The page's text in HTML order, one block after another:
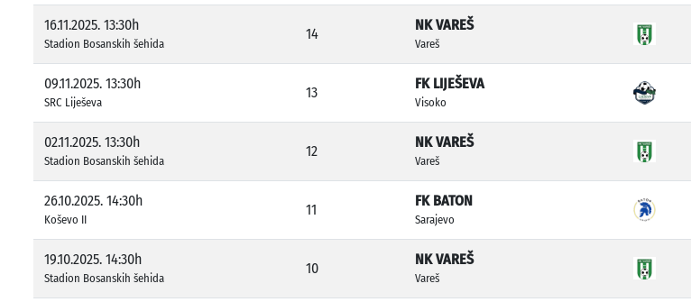
16.11.2025. 13:30h
Stadion Bosanskih šehida
14
NK VAREŠ
Vareš
09.11.2025. 13:30h
SRC Liješeva
13
FK LIJEŠEVA
Visoko
02.11.2025. 13:30h
Stadion Bosanskih šehida
12
NK VAREŠ
Vareš
26.10.2025. 14:30h
Koševo II
11
FK BATON
Sarajevo
19.10.2025. 14:30h
Stadion Bosanskih šehida
10
NK VAREŠ
Vareš